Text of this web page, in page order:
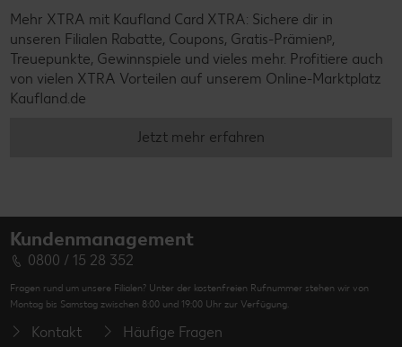
Mehr XTRA mit Kaufland Card XTRA: Sichere dir in
unseren Filialen Rabatte, Coupons, Gratis-Prämienᵖ,
Treuepunkte, Gewinnspiele und vieles mehr. Profitiere auch
von vielen XTRA Vorteilen auf unserem Online-Marktplatz
Kaufland.de
Jetzt mehr erfahren
Kundenmanagement
0800 / 15 28 352
Fragen rund um unsere Filialen? Unter der kostenfreien Rufnummer stehen wir von
Montag bis Samstag zwischen 8:00 und 19:00 Uhr zur Verfügung.
Kontakt Häufige Fragen